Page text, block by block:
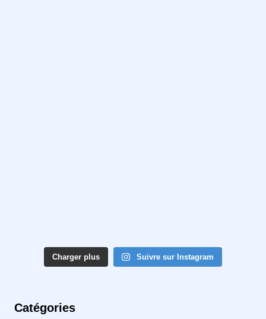
Charger plus Suivre sur Instagram
Catégories